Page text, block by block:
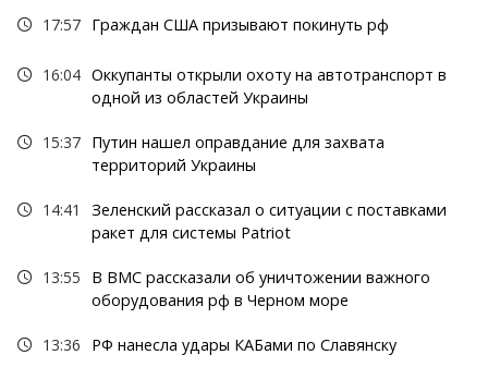
17:57 Граждан США призывают покинуть рф
16:04 Оккупанты открыли охоту на автотранспорт в
одной из областей Украины
15:37 Путин нашел оправдание для захвата
территорий Украины
14:41
Зеленский рассказал о ситуации с поставками
ракет для системы Patriot
13:55
В ВМС рассказали об уничтожении важного
оборудования рф в Черном море
13:36 РФ нанесла удары КАБами по Славянску